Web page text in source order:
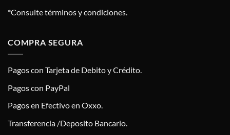
*Consulte términos y condiciones.
COMPRA SEGURA
Pagos con Tarjeta de Debito y Crédito.
Pagos con PayPal
Pagos en Efectivo en Oxxo.
Transferencia /Deposito Bancario.